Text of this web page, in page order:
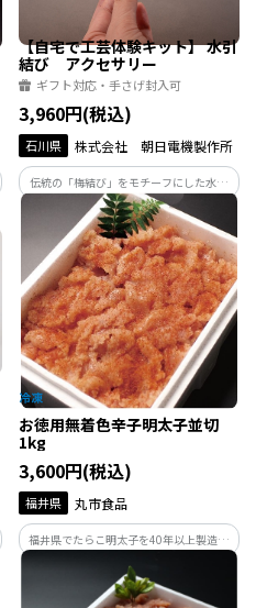
【自宅で工芸体験キット】 水引
結び アクセサリー
ギフト対応・手さげ封入可
3,960円(税込)
石川県 株式会社 朝日電機製作所
伝統の「梅結び」をモチーフにした水引
アクセサリーづくり。金属のような質感
の特別素材を使い、初心者でも美しく仕
上がります。結ぶ時間が、心を穏やかに整
える体験です。
お徳用無着色辛子明太子並切
1kg
3,600円(税込)
福井県 丸市食品
福井県でたらこ明太子を40年以上製造し
造の過程で形が崩れてしまったものや、
切れてしまったものだけを集めたお得用